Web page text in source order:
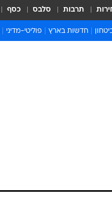
תרבות סלבס כסף
חדשות בארץ פוליטי-מדיני